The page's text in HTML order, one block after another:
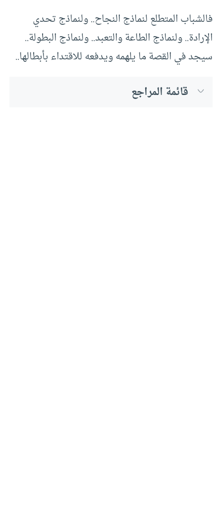
فالشباب المتطلع لنماذج النجاح.. ولنماذج تحدي
الإرادة.. ولنماذج الطاعة والتعبد.. ولنماذج البطولة..
سيجد في القصة ما يلهمه ويدفعه للاقتداء بأبطالها..
قائمة المراجع